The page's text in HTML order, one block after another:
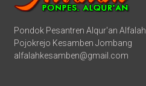
Pondok Pesantren Alqur'an Alfalah
Pojokrejo Kesamben Jombang
alfalahkesamben@gmail.com